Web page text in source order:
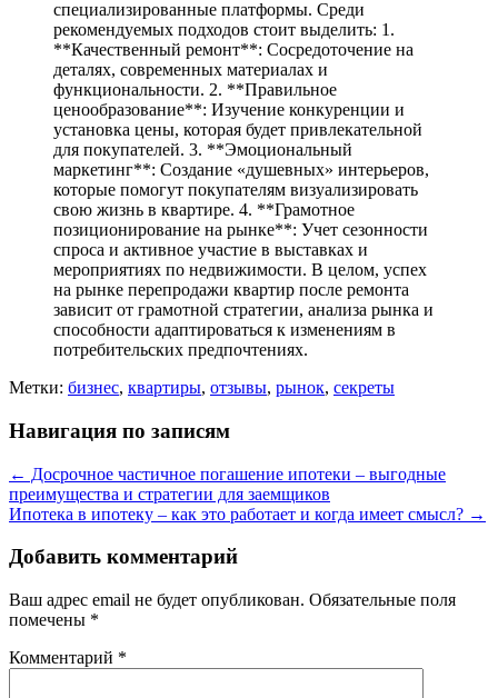
специализированные платформы. Среди
рекомендуемых подходов стоит выделить: 1.
**Качественный ремонт**: Сосредоточение на
деталях, современных материалах и
функциональности. 2. **Правильное
ценообразование**: Изучение конкуренции и
установка цены, которая будет привлекательной
для покупателей. 3. **Эмоциональный
маркетинг**: Создание «душевных» интерьеров,
которые помогут покупателям визуализировать
свою жизнь в квартире. 4. **Грамотное
позиционирование на рынке**: Учет сезонности
спроса и активное участие в выставках и
мероприятиях по недвижимости. В целом, успех
на рынке перепродажи квартир после ремонта
зависит от грамотной стратегии, анализа рынка и
способности адаптироваться к изменениям в
потребительских предпочтениях.
Метки: бизнес, квартиры, отзывы, рынок, секреты
Навигация по записям
← Досрочное частичное погашение ипотеки – выгодные
преимущества и стратегии для заемщиков
Ипотека в ипотеку – как это работает и когда имеет смысл? →
Добавить комментарий
Ваш адрес email не будет опубликован. Обязательные поля
помечены *
Комментарий *